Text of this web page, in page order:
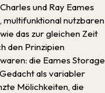
und Ray Eames
nutzbaren
das zur gleichen Zeit
den Prinzipien
die Eames Storage
als variabler
Mölichkeiten, die